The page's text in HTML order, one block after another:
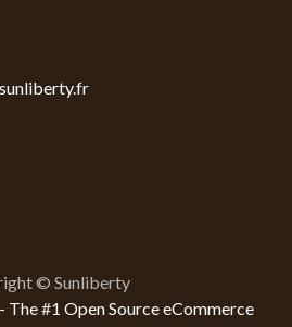
© Sunliberty
- The #1Open Source eCommerce